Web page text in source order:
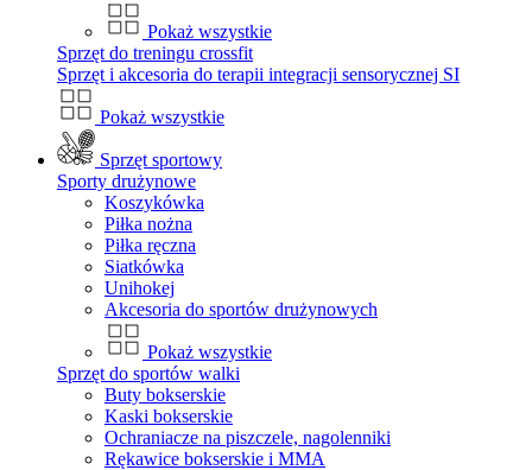
Pokaż wszystkie
Sprzęt do treningu crossfit
Sprzęt i akcesoria do terapii integracji sensorycznej SI
Pokaż wszystkie
Sprzęt sportowy
Sporty drużynowe
Koszykówka
Piłka nożna
Piłka ręczna
Siatkówka
Unihokej
Akcesoria do sportów drużynowych
Pokaż wszystkie
Sprzęt do sportów walki
Buty bokserskie
Kaski bokserskie
Ochraniacze na piszczele, nagolenniki
Rękawice bokserskie i MMA